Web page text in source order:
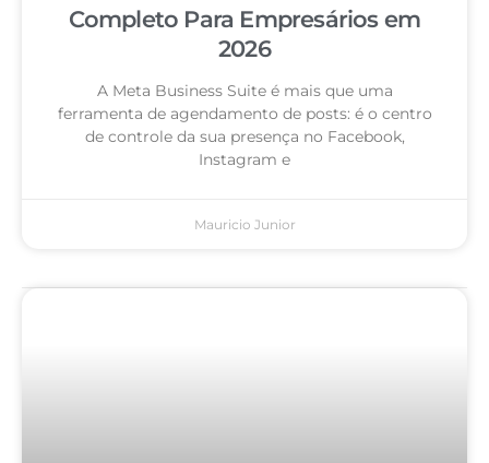
Completo Para Empresários em
2026
A Meta Business Suite é mais que uma
ferramenta de agendamento de posts: é o centro
de controle da sua presença no Facebook,
Instagram e
Mauricio Junior